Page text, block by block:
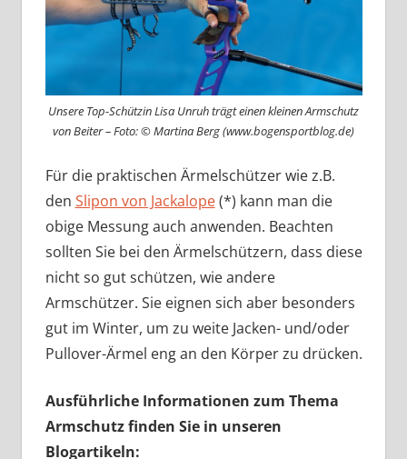
Unsere Top-Schützin Lisa Unruh trägt einen kleinen Armschutz
von Beiter – Foto: © Martina Berg (www.bogensportblog.de)
Für die praktischen Ärmelschützer wie z.B.
den Slipon von Jackalope(*) kann man die
obige Messung auch anwenden. Beachten
sollten Sie bei den Ärmelschützern, dass diese
nicht so gut schützen, wie andere
Armschützer. Sie eignen sich aber besonders
gut im Winter, um zu weite Jacken- und/oder
Pullover-Ärmel eng an den Körper zu drücken.
Ausführliche Informationen zum Thema
Armschutz finden Sie in unseren
Blogartikeln: